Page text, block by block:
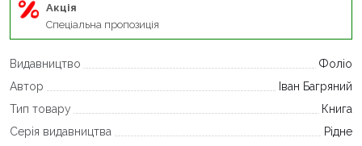
Акція
Спеціальна пропозиція
Видавництво
Фоліо
Автор
Іван Багряний
Тип товару
Книга
Серія видавництва
Рідне